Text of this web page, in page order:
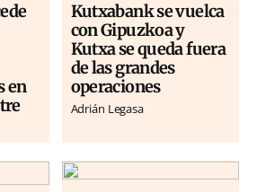
en
Kutxabank se vuelca
con Gipuzkoa y
Kutxa se queda fuera
de las grandes
operaciones
Adrián Legasa